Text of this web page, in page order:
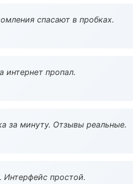
спасают в пробках.
интернет пропал.
за минуту. Отзывы реальные.
Интерфейс простой.